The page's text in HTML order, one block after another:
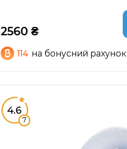
2560 ₴
114 на бонусний рахунок
4.6
7